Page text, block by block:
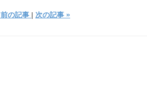
前の記事 次の記事 »